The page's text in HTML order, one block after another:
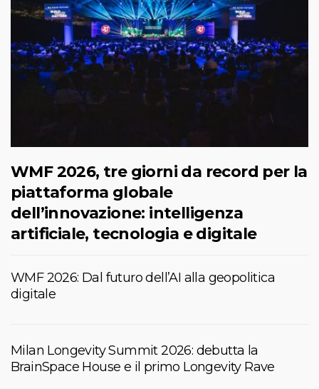
WMF 2026, tre giorni da record per la
piattaforma globale
dell’innovazione: intelligenza
artificiale, tecnologia e digitale
WMF 2026: Dal futuro dell’AI alla geopolitica
digitale
Milan Longevity Summit 2026: debutta la
BrainSpace House e il primo Longevity Rave